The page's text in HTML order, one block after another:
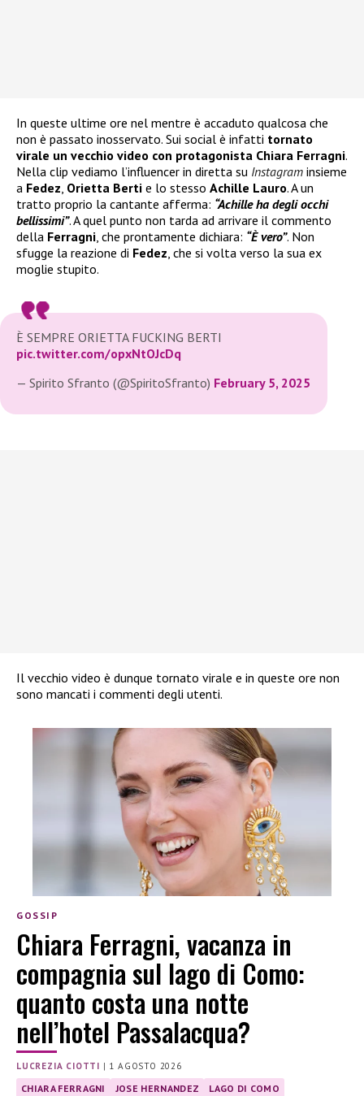
In queste ultime ore nel mentre è accaduto qualcosa che
non è passato inosservato. Sui social è infatti tornato
virale un vecchio video con protagonista Chiara Ferragni.
Nella clip vediamo l’influencer in diretta su Instagram insieme
a Fedez, Orietta Berti e lo stesso Achille Lauro. A un
tratto proprio la cantante afferma: “Achille ha degli occhi
bellissimi”. A quel punto non tarda ad arrivare il commento
della Ferragni, che prontamente dichiara: “È vero”. Non
sfugge la reazione di Fedez, che si volta verso la sua ex
moglie stupito.
È SEMPRE ORIETTA FUCKING BERTI
pic.twitter.com/opxNtOJcDq
— Spirito Sfranto (@SpiritoSfranto) February 5, 2025
Il vecchio video è dunque tornato virale e in queste ore non
sono mancati i commenti degli utenti.
GOSSIP
Chiara Ferragni, vacanza in
compagnia sul lago di Como:
quanto costa una notte
nell’hotel Passalacqua?
LUCREZIA CIOTTI | 1 AGOSTO 2026
CHIARA FERRAGNI JOSE HERNANDEZ LAGO DI COMO